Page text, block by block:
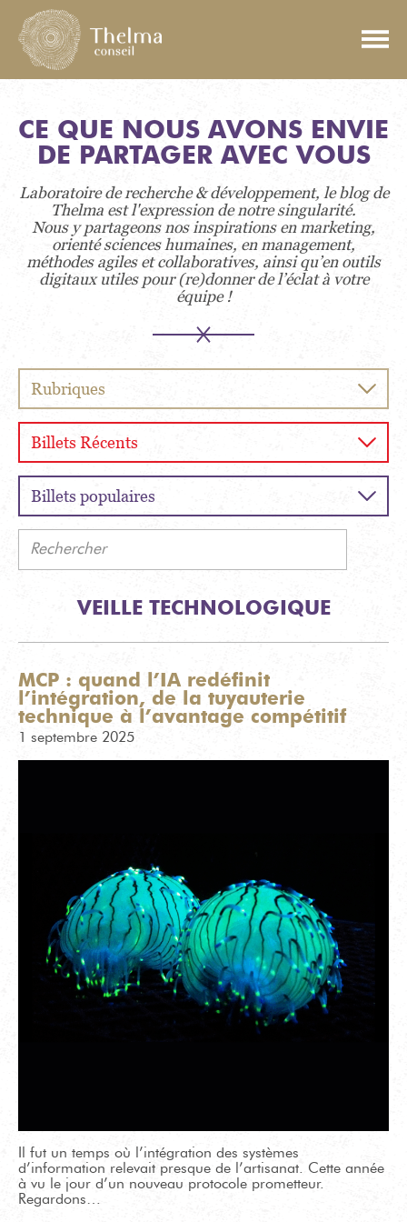
CE QUE NOUS AVONS ENVIE
DE PARTAGER AVEC VOUS
Laboratoire de recherche & développement, le blog de
Thelma est l'expression de notre singularité.
Nous y partageons nos inspirations en marketing,
orienté sciences humaines, en management,
méthodes agiles et collaboratives, ainsi qu’en outils
digitaux utiles pour (re)donner de l’éclat à votre
équipe !
Rubriques
Billets Récents
Billets populaires
Rechercher
VEILLE TECHNOLOGIQUE
MCP : quand l’IA redéfinit
l’intégration, de la tuyauterie
technique à l’avantage compétitif
1 septembre 2025
Il fut un temps où l’intégration des systèmes
d’information relevait presque de l’artisanat. Cette année
à vu le jour d’un nouveau protocole prometteur.
Regardons…